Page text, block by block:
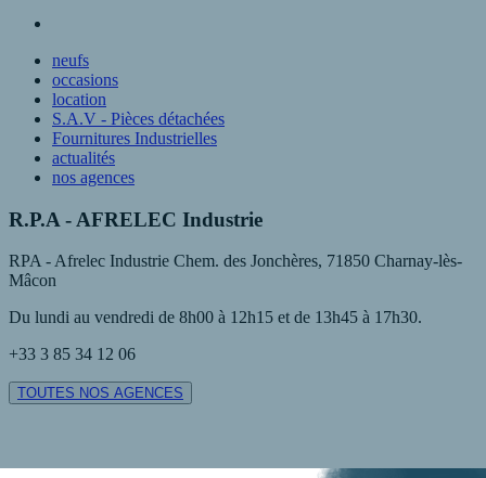
neufs
occasions
location
S.A.V - Pièces détachées
Fournitures Industrielles
actualités
nos agences
R.P.A - AFRELEC Industrie
RPA - Afrelec Industrie Chem. des Jonchères, 71850 Charnay-lès-
Mâcon
Du lundi au vendredi de 8h00 à 12h15 et de 13h45 à 17h30.
+33 3 85 34 12 06
TOUTES NOS AGENCES